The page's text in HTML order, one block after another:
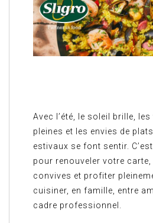
Avec l’été, le soleil brille,
pleines et les envies de
estivaux se font sentir.
pour renouveler votre
convives et profiter
cuisiner, en famille, entre
cadre professionnel.